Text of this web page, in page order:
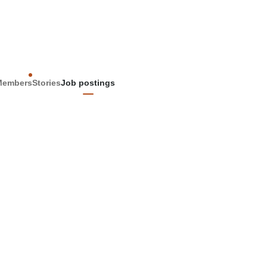
StoriesJob postings